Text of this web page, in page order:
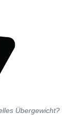
Übergewicht?